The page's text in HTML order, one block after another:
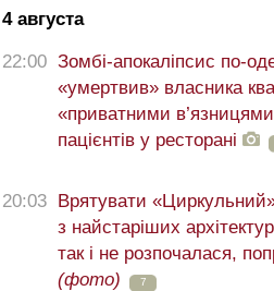
4 августа
22:00 Зомбі-апокаліпсис по-
«умертвив» власника
«приватними
пацієнтів у ресторані
20:03 Врятувати
з найстаріших
так і не розпочалася,
(фото)
7